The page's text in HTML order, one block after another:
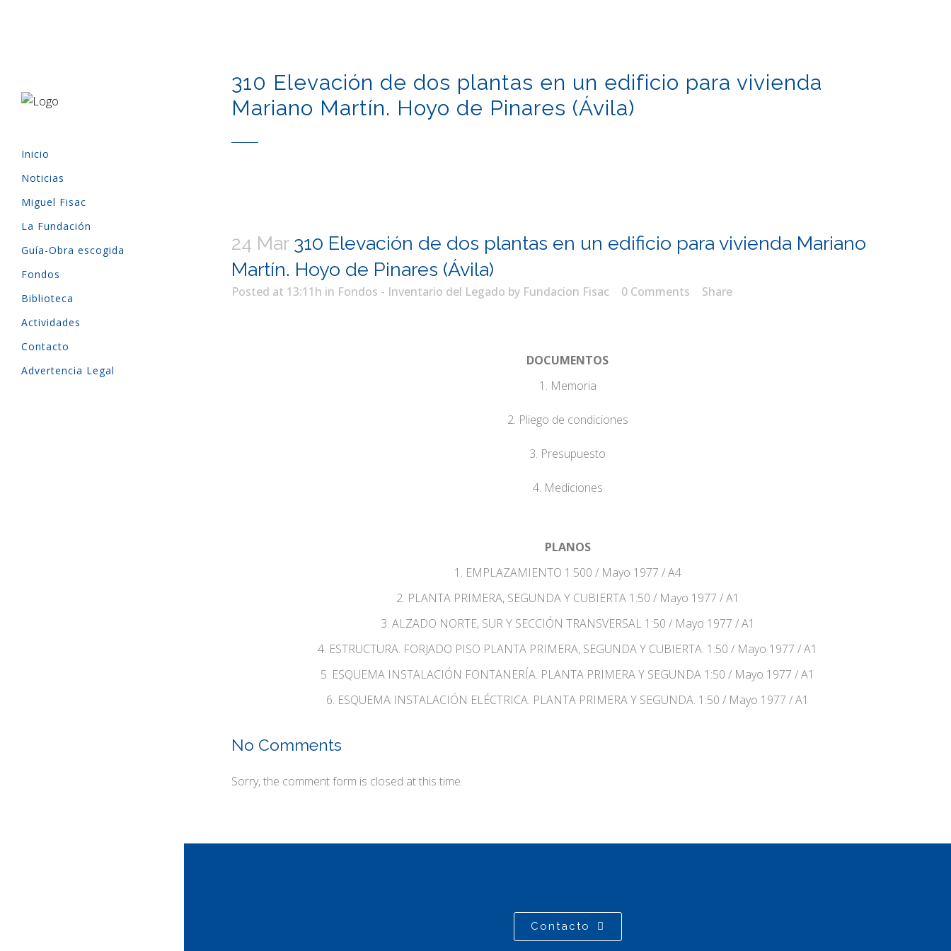
Inicio
Noticias
Miguel Fisac
La Fundación
Guía-Obra escogida
Fondos
Biblioteca
Actividades
Contacto
Advertencia Legal
310 Elevación de dos plantas en un edificio para vivienda
Mariano Martín. Hoyo de Pinares (Ávila)
24 Mar310 Elevación de dos plantas en un edificio para vivienda Mariano
Martín. Hoyo de Pinares (Ávila)
Posted at 13:11h in Fondos - Inventario del Legado by Fundacion Fisac 0 Comments Share
DOCUMENTOS
1. Memoria
2. Pliego de condiciones
3. Presupuesto
4. Mediciones
PLANOS
1. EMPLAZAMIENTO 1:500 / Mayo 1977 / A4
2. PLANTA PRIMERA, SEGUNDA Y CUBIERTA 1:50 / Mayo 1977 / A1
3. ALZADO NORTE, SUR Y SECCIÓN TRANSVERSAL 1:50 / Mayo 1977 / A1
4. ESTRUCTURA. FORJADO PISO PLANTA PRIMERA, SEGUNDA Y CUBIERTA. 1:50 / Mayo 1977 / A1
5. ESQUEMA INSTALACIÓN FONTANERÍA. PLANTA PRIMERA Y SEGUNDA 1:50 / Mayo 1977 / A1
6. ESQUEMA INSTALACIÓN ELÉCTRICA. PLANTA PRIMERA Y SEGUNDA. 1:50 / Mayo 1977 / A1
No Comments
Sorry, the comment form is closed at this time.
Contacto